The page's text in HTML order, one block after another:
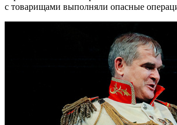
с товарищами выполняли опасные